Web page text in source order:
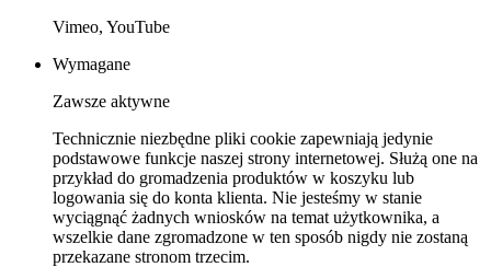
Vimeo, YouTube
Wymagane
Zawsze aktywne
Technicznie niezbędne pliki cookie zapewniają jedynie
podstawowe funkcje naszej strony internetowej. Służą one na
przykład do gromadzenia produktów w koszyku lub
logowania się do konta klienta. Nie jesteśmy w stanie
wyciągnąć żadnych wniosków na temat użytkownika, a
wszelkie dane zgromadzone w ten sposób nigdy nie zostaną
przekazane stronom trzecim.